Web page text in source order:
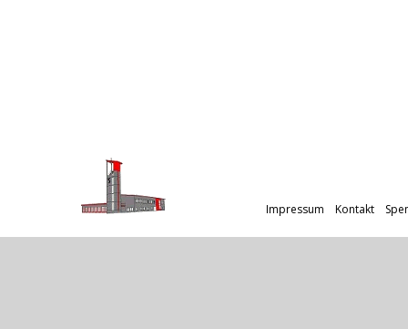
Impressum Kontakt